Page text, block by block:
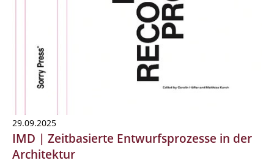
29.09.2025
IMD | Zeitbasierte Entwurfsprozesse in der
Architektur